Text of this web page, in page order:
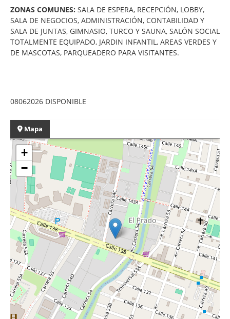
ZONAS COMUNES: SALA DE ESPERA, RECEPCIÓN, LOBBY,
SALA DE NEGOCIOS, ADMINISTRACIÓN, CONTABILIDAD Y
SALA DE JUNTAS, GIMNASIO, TURCO Y SAUNA, SALÓN SOCIAL
TOTALMENTE EQUIPADO, JARDIN INFANTIL, AREAS VERDES Y
DE MASCOTAS, PARQUEADERO PARA VISITANTES.
08062026 DISPONIBLE
Mapa
+
−